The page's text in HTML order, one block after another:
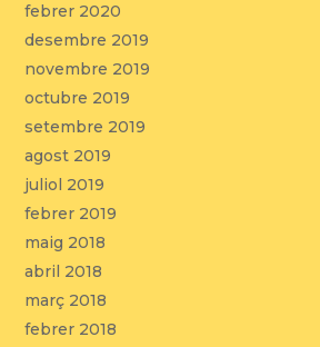
febrer 2020
desembre 2019
novembre 2019
octubre 2019
setembre 2019
agost 2019
juliol 2019
febrer 2019
maig 2018
abril 2018
març 2018
febrer 2018